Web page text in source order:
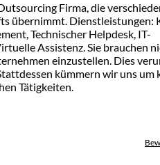
Firma, die
übernimmt. Dienstleistungen:
Technischer Helpdesk, IT-
Assistenz. Sie brauchen
einzustellen. Dies
kümmern wir uns um
Tätigkeiten.